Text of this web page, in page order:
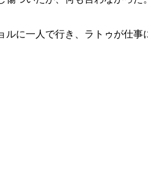
に一人で行き、ラトゥが仕事